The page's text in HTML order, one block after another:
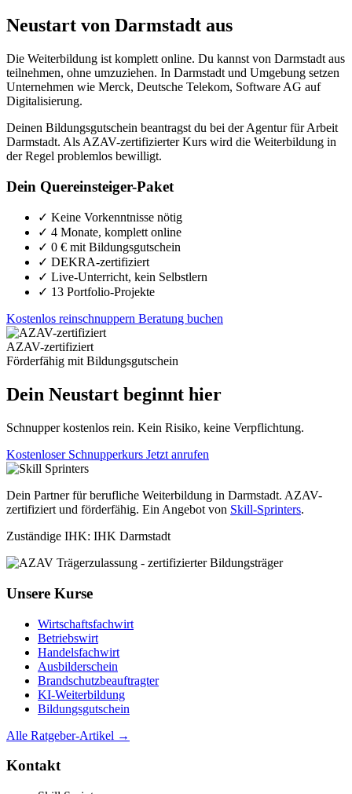
Neustart von Darmstadt aus
Die Weiterbildung ist komplett online. Du kannst von Darmstadt aus
teilnehmen, ohne umzuziehen. In Darmstadt und Umgebung setzen
Unternehmen wie Merck, Deutsche Telekom, Software AG auf
Digitalisierung.
Deinen Bildungsgutschein beantragst du bei der Agentur für Arbeit
Darmstadt. Als AZAV-zertifizierter Kurs wird die Weiterbildung in
der Regel problemlos bewilligt.
Dein Quereinsteiger-Paket
✓ Keine Vorkenntnisse nötig
✓ 4 Monate, komplett online
✓ 0 € mit Bildungsgutschein
✓ DEKRA-zertifiziert
✓ Live-Unterricht, kein Selbstlern
✓ 13 Portfolio-Projekte
Kostenlos reinschnuppern Beratung buchen
AZAV-zertifiziert
Förderfähig mit Bildungsgutschein
Dein Neustart beginnt hier
Schnupper kostenlos rein. Kein Risiko, keine Verpflichtung.
Kostenloser Schnupperkurs Jetzt anrufen
Dein Partner für berufliche Weiterbildung in Darmstadt. AZAV-
zertifiziert und förderfähig. Ein Angebot von Skill-Sprinters.
Zuständige IHK: IHK Darmstadt
Unsere Kurse
Wirtschaftsfachwirt
Betriebswirt
Handelsfachwirt
Ausbilderschein
Brandschutzbeauftragter
KI-Weiterbildung
Bildungsgutschein
Alle Ratgeber-Artikel →
Kontakt